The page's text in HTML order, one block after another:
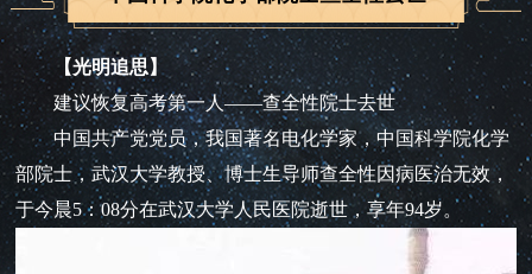
【光明追思】
建议恢复高考第一人——查全性院士去世
中国共产党党员，我国著名电化学家，中国科学院化学
部院士，武汉大学教授、博士生导师查全性因病医治无效，
于今晨5：08分在武汉大学人民医院逝世，享年94岁。